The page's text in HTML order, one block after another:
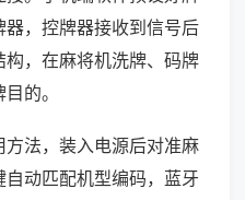
，控牌器接收到信号后
，在麻将机洗牌、码牌
的。
法，装入电源后对准麻
动匹配机型编码，蓝牙